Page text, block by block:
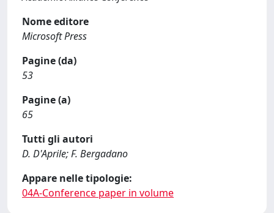
Nome editore
Microsoft Press
Pagine (da)
53
Pagine (a)
65
Tutti gli autori
D. D'Aprile; F. Bergadano
Appare nelle tipologie:
04A-Conference paper in volume